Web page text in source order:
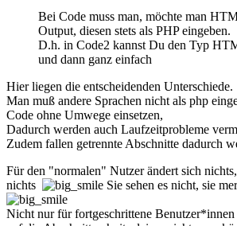
Bei Code muss man, möchte man
Output, diesen stets als PHP eingeben.
D.h. in Code2 kannst Du den Typ
und dann ganz einfach
Hier liegen die entscheidenden Unterschiede.
Man muß andere Sprachen nicht als php
Code ohne Umwege einsetzen,
Dadurch werden auch Laufzeitprobleme
Zudem fallen getrennte Abschnitte dadurch
Für den "normalen" Nutzer ändert sich
nichts
Sie sehen es nicht, sie
Nicht nur für fortgeschrittene Benutzer*innen